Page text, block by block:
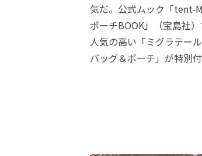
気だ。公式ムック「tent-
ポーチBOOK」（宝島社
人気の高い「ミグラテー
バッグ＆ポーチ」が特別